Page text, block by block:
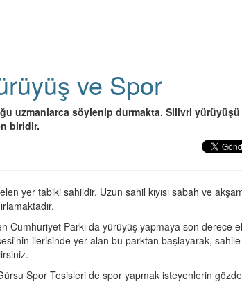
ve Spor
uzmanlarca söylenip durmakta. Silivri
biridir.
yer tabiki sahildir. Uzun sahil kıyısı sabah ve
Cumhuriyet Parkı da yürüyüş yapmaya son derece
ilerisinde yer alan bu parktan başlayarak,
Spor Tesisleri de spor yapmak isteyenlerin gözde